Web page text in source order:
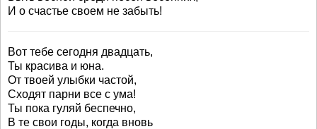
И о счастье своем не забыть!
Вот тебе сегодня двадцать,
Ты красива и юна.
От твоей улыбки частой,
Сходят парни все с ума!
Ты пока гуляй беспечно,
В те свои годы, когда вновь